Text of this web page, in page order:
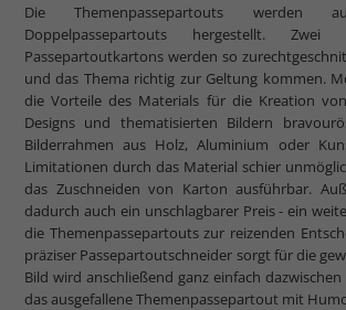
Die Themenpassepartouts werden
Doppelpassepartouts hergestellt. Zwei
Passepartoutkartons werden so
und das Thema richtig zur Geltung kommen.
die Vorteile des Materials für die Kreation
Designs und thematisierten Bildern
Bilderrahmen aus Holz, Aluminium oder
Limitationen durch das Material schier
das Zuschneiden von Karton ausführbar.
dadurch auch ein unschlagbarer Preis - ein
die Themenpassepartouts zur reizenden
präziser Passepartoutschneider sorgt für die
Bild wird anschließend ganz einfach
das ausgefallene Themenpassepartout mit